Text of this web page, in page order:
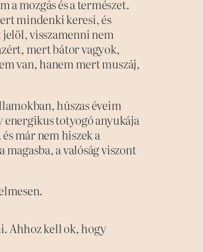
a mozgás és a természet.
mindenki keresi, és
visszamenni nem
mert bátor vagyok,
van, hanem mert muszáj,
húszas éveim
totyogó anyukája
már nem hiszek a
a valóság viszont
Ahhoz kell ok, hogy